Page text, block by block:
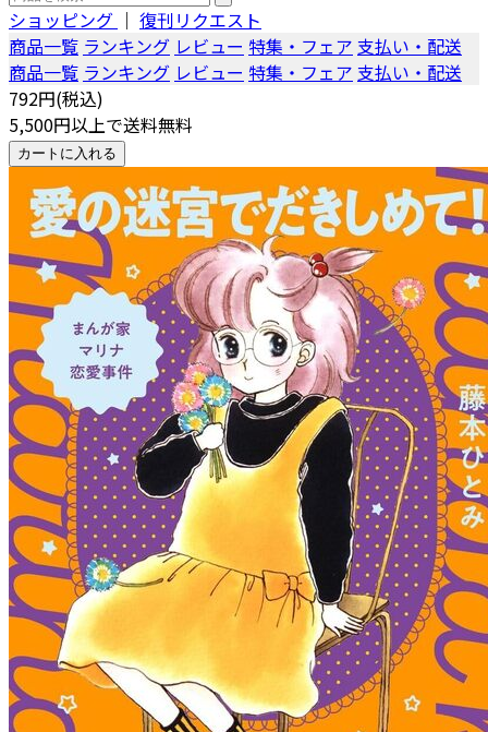
ショッピング ｜ 復刊リクエスト
商品一覧 ランキング レビュー 特集・フェア 支払い・配送
商品一覧 ランキング レビュー 特集・フェア 支払い・配送
792円(税込)
5,500円以上で送料無料
カートに入れる